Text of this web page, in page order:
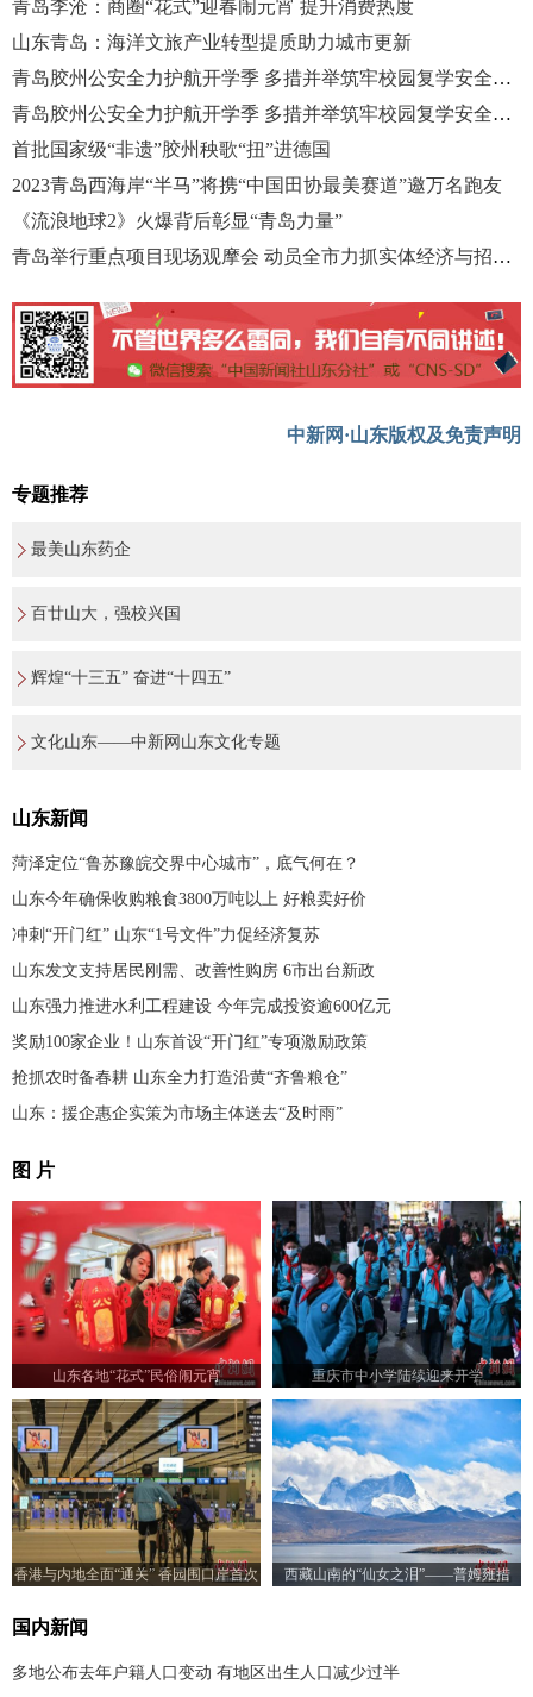
青岛李沧：商圈“花式”迎春闹元宵 提升消费热度
山东青岛：海洋文旅产业转型提质助力城市更新
青岛胶州公安全力护航开学季 多措并举筑牢校园复学安全防控网
青岛胶州公安全力护航开学季 多措并举筑牢校园复学安全防控网
首批国家级“非遗”胶州秧歌“扭”进德国
2023青岛西海岸“半马”将携“中国田协最美赛道”邀万名跑友
《流浪地球2》火爆背后彰显“青岛力量”
青岛举行重点项目现场观摩会 动员全市力抓实体经济与招商引资
中新网·山东版权及免责声明
专题推荐
最美山东药企
百廿山大，强校兴国
辉煌“十三五” 奋进“十四五”
文化山东——中新网山东文化专题
山东新闻
菏泽定位“鲁苏豫皖交界中心城市”，底气何在？
山东今年确保收购粮食3800万吨以上 好粮卖好价
冲刺“开门红” 山东“1号文件”力促经济复苏
山东发文支持居民刚需、改善性购房 6市出台新政
山东强力推进水利工程建设 今年完成投资逾600亿元
奖励100家企业！山东首设“开门红”专项激励政策
抢抓农时备春耕 山东全力打造沿黄“齐鲁粮仓”
山东：援企惠企实策为市场主体送去“及时雨”
图 片
山东各地“花式”民俗闹元宵 重庆市中小学陆续迎来开学
香港与内地全面“通关” 香园围口岸首次
西藏山南的“仙女之泪”——普姆雍措
国内新闻
多地公布去年户籍人口变动 有地区出生人口减少过半